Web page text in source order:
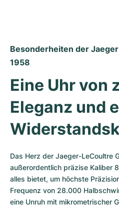
Besonderheiten der
1958
Eine Uhr von
Eleganz und
Das Herz der Jaeger-LeCoultre
außerordentlich präzise Kaliber
alles bietet, um höchste
Frequenz von 28.000
eine Unruh mit mikrometrischer